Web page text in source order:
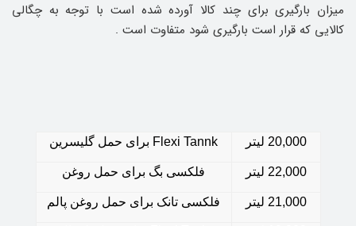
میزان بارگیری برای چند کالا آورده شده است با توجه به چگالی
کالایی که قرار است بارگیری شود متفاوت است .
20,000 لیتر Flexi Tannk برای حمل گلیسرین
22,000 لیتر فلکسی بگ برای حمل روغن
21,000 لیتر فلکسی تانک برای حمل روغن پالم